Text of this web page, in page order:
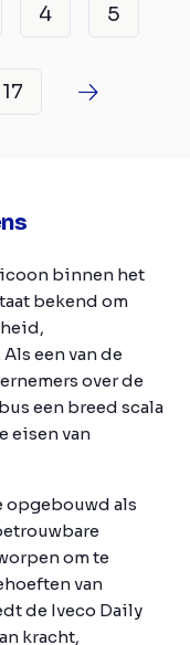
4 5
17
binnen het
bekend om
een van de
over de
een breed scala
eisen van
opgebouwd als
om te
van
de Iveco Daily
kracht,